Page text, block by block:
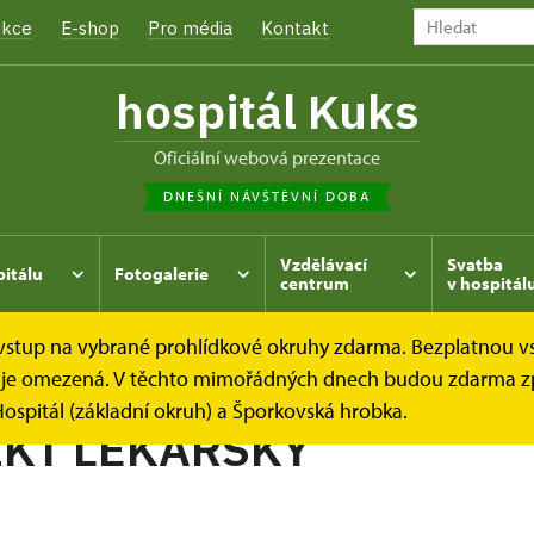
E-shop Pro média Kontakt
hospitál Kuks
oficiální webová prezentace
DNEŠNÍ NÁVŠTĚVNÍ DOBA
Fotogalerie
Vzdělávací
centrum
Svatba
v
na vybrané prohlídkové okruhy zdarma. Bezplatnou
omezená. V těchto mimořádných dnech budou zdarma
(základní okruh) a Šporkovská hrobka.
Kukský herbář - aneb co u nás roste... BENEDIKT
LÉKAŘSKÝ